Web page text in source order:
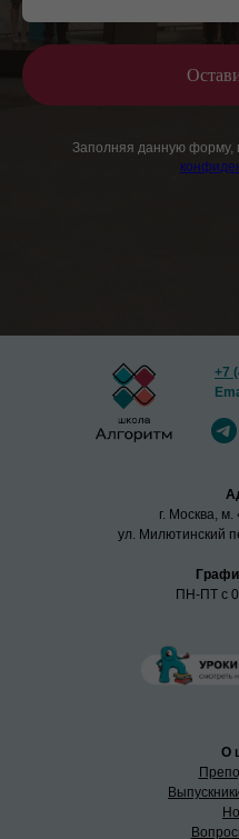
Заполняя данную форму,
г. Москва, м.
ул. Милютинский
ПН-ПТ с
+7
О